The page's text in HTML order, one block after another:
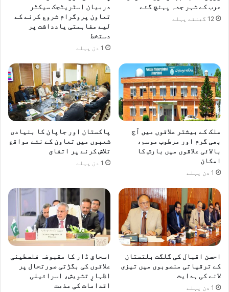
عرب کے شہر جدہ پہنچ گئے
12 گھنٹے پہلے
درمیان اسٹریٹجک سیکٹر
تعاون پروگرام شروع کرنے کے
لیے مفاہمتی یادداشت پر
دستخط
1 دن پہلے
ملک کے بیشتر علاقوں میں آج
بھی گرم اور مرطوب موسم،
بالائی علاقوں میں بارش کا
امکان
1 دن پہلے
پاکستان اور جاپان کا بنیادی
شعبوں میں تعاون کے نئے مواقع
تلاش کرنے پر اتفاق
1 دن پہلے
احسن اقبال کی گلگت بلتستان
کے ترقیاتی منصوبوں میں تیزی
لانے کی ہدایت
1 دن پہلے
اسحاق ڈار کا مقبوضہ فلسطینی
علاقوں کی بگڑتی صورتحال پر
اظہارِ تشویش، اسرائیلی
اقدامات کی مذمت